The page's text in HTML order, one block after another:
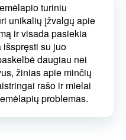
turiniu
unikalių įžvalgų apie
ir visada pasiekia
su juo
daugiau nei
žinias apie minčių
rašo ir mielai
problemas.